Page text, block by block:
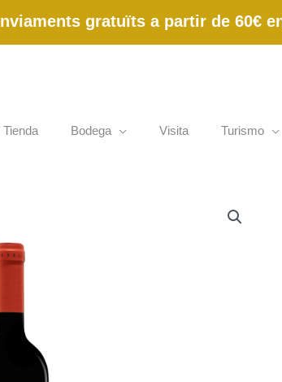
gratuïts a partir de 60€
Bodega Visita Turismo